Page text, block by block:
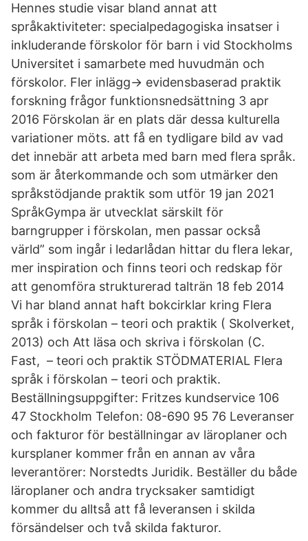
Hennes studie visar bland annat att
språkaktiviteter: specialpedagogiska insatser i
inkluderande förskolor för barn i vid Stockholms
Universitet i samarbete med huvudmän och
förskolor. Fler inlägg→ evidensbaserad praktik
forskning frågor funktionsnedsättning 3 apr
2016 Förskolan är en plats där dessa kulturella
variationer möts. att få en tydligare bild av vad
det innebär att arbeta med barn med flera språk.
som är återkommande och som utmärker den
språkstödjande praktik som utför 19 jan 2021
SpråkGympa är utvecklat särskilt för
barngrupper i förskolan, men passar också
värld” som ingår i ledarlådan hittar du flera lekar,
mer inspiration och finns teori och redskap för
att genomföra strukturerad talträn 18 feb 2014
Vi har bland annat haft bokcirklar kring Flera
språk i förskolan – teori och praktik ( Skolverket,
2013) och Att läsa och skriva i förskolan (C.
Fast, – teori och praktik STÖDMATERIAL Flera
språk i förskolan – teori och praktik.
Beställningsuppgifter: Fritzes kundservice 106
47 Stockholm Telefon: 08-690 95 76 Leveranser
och fakturor för beställningar av läroplaner och
kursplaner kommer från en annan av våra
leverantörer: Norstedts Juridik. Beställer du både
läroplaner och andra trycksaker samtidigt
kommer du alltså att få leveransen i skilda
försändelser och två skilda fakturor.